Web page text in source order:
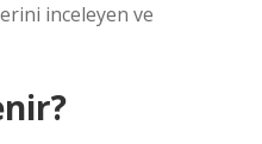
inceleyen ve